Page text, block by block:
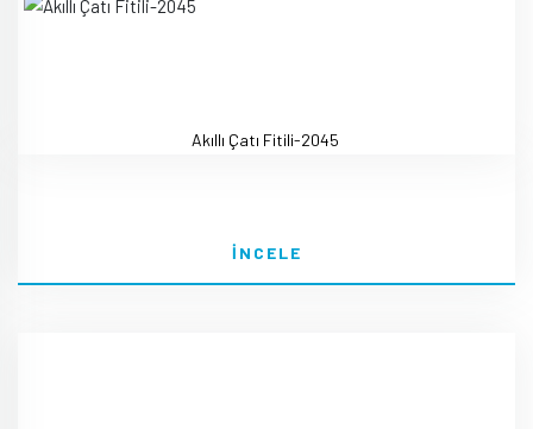
Akıllı Çatı Fitili-2045
İNCELE